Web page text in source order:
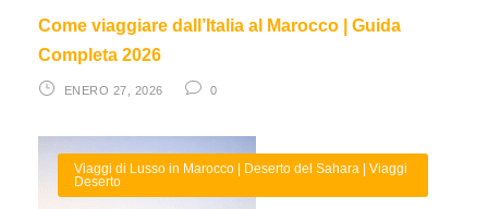
Come viaggiare dall’Italia al Marocco | Guida
Completa 2026
ENERO 27, 2026 0
Viaggi di Lusso in Marocco | Deserto del Sahara | Viaggi
Deserto